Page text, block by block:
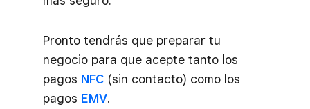
Pronto tendrás que preparar tu
negocio para que acepte tanto los
pagos NFC (sin contacto) como los
pagos EMV.